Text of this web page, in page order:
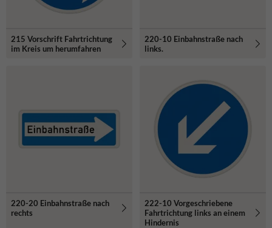
215 Vorschrift Fahrtrichtung
im Kreis um herumfahren
220-10 Einbahnstraße nach
links.
220-20 Einbahnstraße nach
rechts
222-10 Vorgeschriebene
Fahrtrichtung links an einem
Hindernis